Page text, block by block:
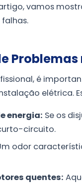
vamos
é
elétrica.
energia: Se os
circuito.
odor
quentes: